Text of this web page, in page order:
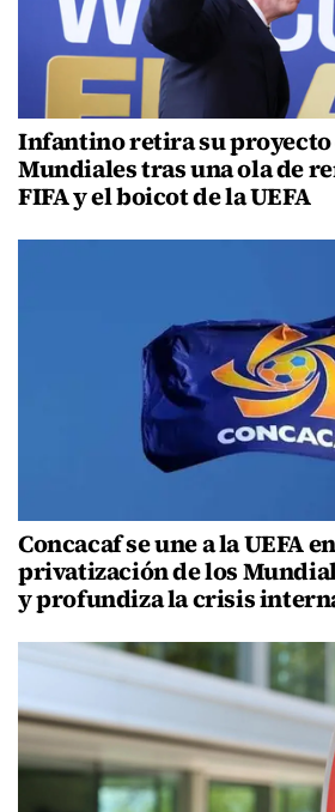
Infantino retira su
Mundiales tras una ola de
FIFA y el boicot de la UEFA
Concacaf se une a la UEFA
privatización de los
y profundiza la crisis